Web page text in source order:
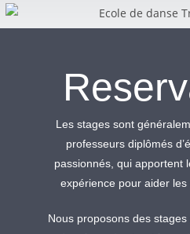
Les stages sont
professeurs diplômés
passionnés, qui apportent
expérience pour aider les
Nous proposons des